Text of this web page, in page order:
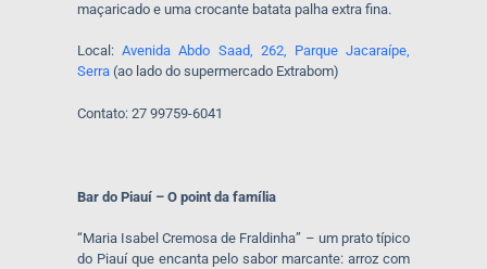
maçaricado e uma crocante batata palha extra fina.
Local: Avenida Abdo Saad, 262, Parque Jacaraípe,
Serra(ao lado do supermercado Extrabom)
Contato: 27 99759-6041
Bar do Piauí – O point da família
“Maria Isabel Cremosa de Fraldinha” – um prato típico
do Piauí que encanta pelo sabor marcante: arroz com